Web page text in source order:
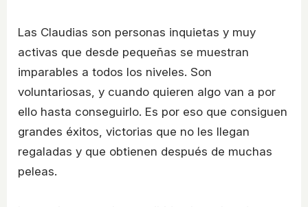
Las Claudias son personas inquietas y muy
activas que desde pequeñas se muestran
imparables a todos los niveles. Son
voluntariosas, y cuando quieren algo van a por
ello hasta conseguirlo. Es por eso que consiguen
grandes éxitos, victorias que no les llegan
regaladas y que obtienen después de muchas
peleas.